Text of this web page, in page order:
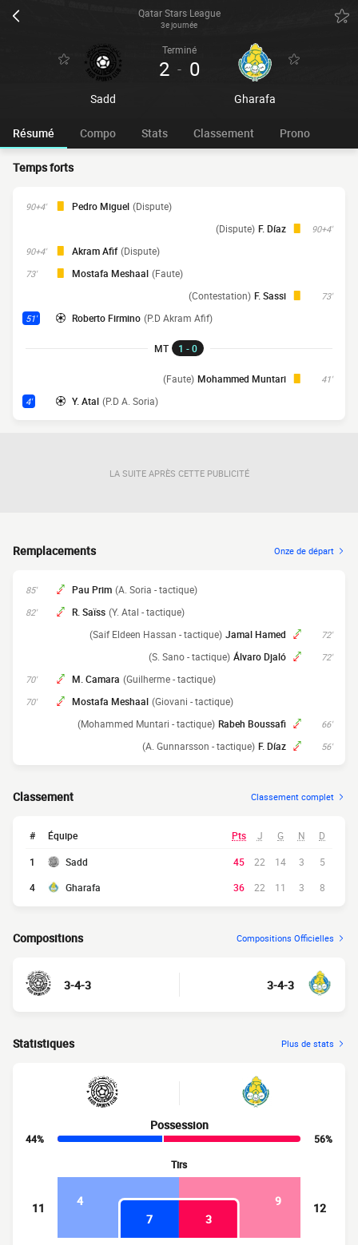
Qatar Stars League
3e journée
Sadd
Terminé
2 - 0
Gharafa
Résumé Compo Stats Classement Prono
Temps forts
90+4' Pedro Miguel (Dispute)
90+4'
F. Díaz
(Dispute)
90+4' Akram Afif (Dispute)
73' Mostafa Meshaal (Faute)
73'
F. Sassi
(Contestation)
51' Roberto Firmino (P.D Akram Afif)
MT 1 - 0
41'
Mohammed Muntari
(Faute)
4' Y. Atal (P.D A. Soria)
LA SUITE APRÈS CETTE PUBLICITÉ
Remplacements Onze de départ
85' Pau Prim (A. Soria - tactique)
82' R. Saïss (Y. Atal - tactique)
72'
Jamal Hamed
(Saif Eldeen Hassan - tactique)
72'
Álvaro Djaló
(S. Sano - tactique)
70' M. Camara (Guilherme - tactique)
70' Mostafa Meshaal (Giovani - tactique)
66'
Rabeh Boussafi
(Mohammed Muntari - tactique)
56'
F. Díaz
(A. Gunnarsson - tactique)
Classement Classement complet
# Équipe Pts J G N D
1 Sadd 45 22 14 3
5
4
Gharafa 36 22 11 3 8
Compositions Compositions Officielles
3-4-3 3-4-3
Statistiques Plus de stats
Possession
44%
56%
Tirs
11 4
9
7
3
12